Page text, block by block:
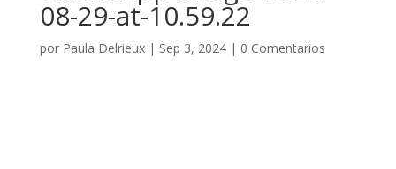
08-29-at-10.59.22
por Paula Delrieux| Sep 3, 2024| 0 Comentarios